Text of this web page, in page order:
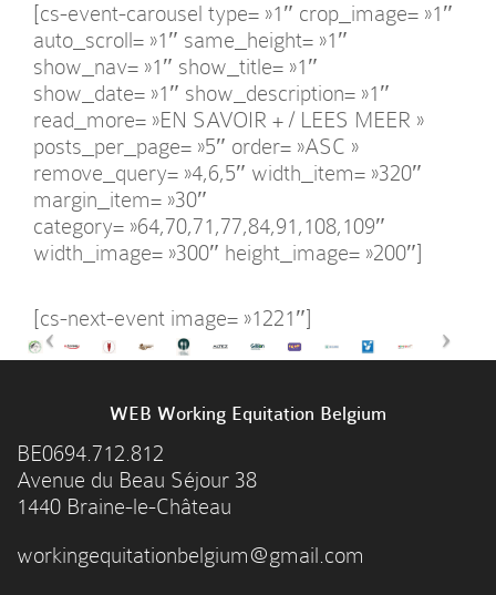
[cs-event-carousel type= »1″ crop_image= »1″
auto_scroll= »1″ same_height= »1″
show_nav= »1″ show_title= »1″
show_date= »1″ show_description= »1″
read_more= »EN SAVOIR + / LEES MEER »
posts_per_page= »5″ order= »ASC »
remove_query= »4,6,5″ width_item= »320″
margin_item= »30″
category= »64,70,71,77,84,91,108,109″
width_image= »300″ height_image= »200″]
[cs-next-event image= »1221″]
WEB Working Equitation Belgium
BE0694.712.812
Avenue du Beau Séjour 38
1440 Braine-le-Château
workingequitationbelgium@gmail.com